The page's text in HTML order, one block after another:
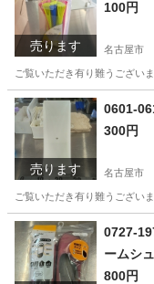
売ります
100円
名古屋市
ご覧いただき有り難うござい
愛知 名古屋市
売ります
0601-
300円
名古屋市
ご覧いただき有り難うござい
愛知 名古屋市 0727-
ームシ
800円